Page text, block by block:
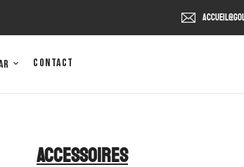
Contact
Accessoires